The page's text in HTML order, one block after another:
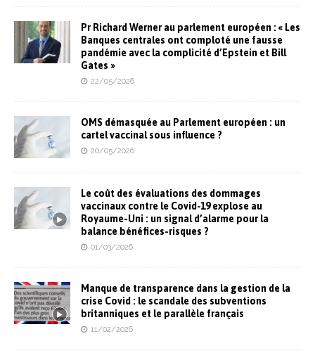
Pr Richard Werner au parlement européen : « Les
Banques centrales ont comploté une fausse
pandémie avec la complicité d’Epstein et Bill
Gates »
22/05/2026
OMS démasquée au Parlement européen : un
cartel vaccinal sous influence ?
20/05/2026
Le coût des évaluations des dommages
vaccinaux contre le Covid-19 explose au
Royaume-Uni : un signal d’alarme pour la
balance bénéfices-risques ?
01/03/2026
Manque de transparence dans la gestion de la
crise Covid : le scandale des subventions
britanniques et le parallèle français
11/02/2026